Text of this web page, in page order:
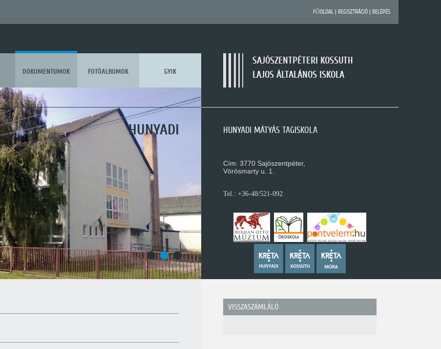
FŐOLDAL REGISZTRÁCIÓ BELÉPÉS
SAJÓSZENTPÉTERI KOSSUTH
LAJOS ÁLTALÁNOS ISKOLA
DOKUMENTUMOK FOTÓALBUMOK GYIK
KOSSUTH
SAJÓSZENTPÉTERI KOSSUTH LAJOS ÁLTALÁNOS
Cím: 3770 Sajószentpéter,
Kossuth L. út 195.
Tel.: +36-48/521-088
HUNYADI HUNYADI MÁTYÁS TAGISKOLA
Cím: 3770 Sajószentpéter,
Vörösmarty u. 1.
Tel.: +36-48/521-092
MÓRA MÓRA FERENC TAGISKOLA
Cím: 3770 Sajószentpéter,
Móra Ferenc u. 1.
Tel.: +36-48/521-080
1 2 3
VISSZASZÁMLÁLÓ